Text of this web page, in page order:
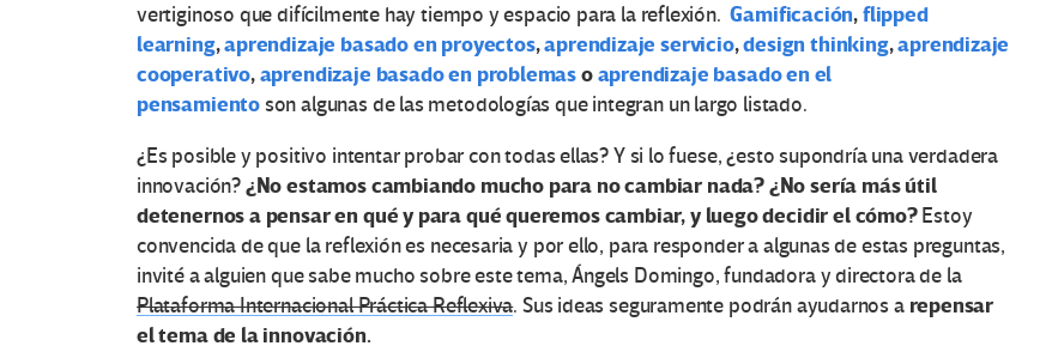
vertiginoso que difícilmente hay tiempo y espacio para la reflexión.Gamificación,flipped
learning,aprendizaje basado en proyectos,aprendizaje servicio,design thinking,aprendizaje
cooperativo,aprendizaje basado en problemasoaprendizaje basado en el
pensamiento son algunas de las metodologías que integran un largo listado.
¿Es posible y positivo intentar probar con todas ellas? Y si lo fuese, ¿esto supondría una verdadera
innovación?¿No estamos cambiando mucho para no cambiar nada?¿No sería más útil
detenernos a pensar en qué y para qué queremos cambiar, y luego decidir el cómo?Estoy
convencida de que la reflexión es necesaria y por ello, para responder a algunas de estas preguntas,
invité a alguien que sabe mucho sobre este tema, Ángels Domingo, fundadora y directora de la
Plataforma Internacional Práctica Reflexiva. Sus ideas seguramente podrán ayudarnos a repensar
el tema de la innovación.